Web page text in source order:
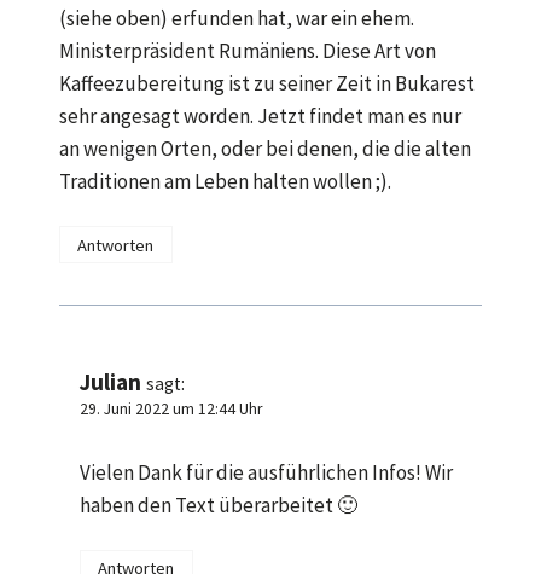
(siehe oben) erfunden hat, war ein ehem.
Ministerpräsident Rumäniens. Diese Art von
Kaffeezubereitung ist zu seiner Zeit in Bukarest
sehr angesagt worden. Jetzt findet man es nur
an wenigen Orten, oder bei denen, die die alten
Traditionen am Leben halten wollen ;).
Antworten
Julian sagt:
29. Juni 2022 um 12:44 Uhr
Vielen Dank für die ausführlichen Infos! Wir
haben den Text überarbeitet 🙂
Antworten